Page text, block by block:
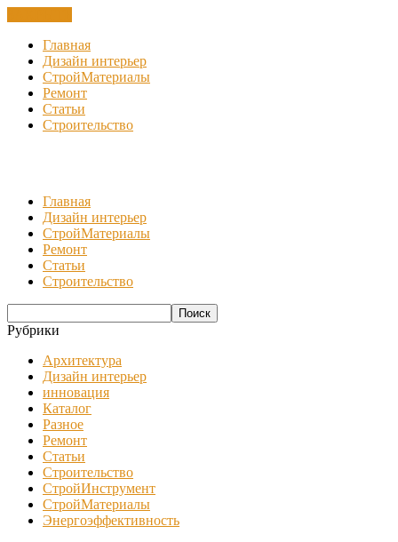
Главная
Дизайн интерьер
СтройМатериалы
Ремонт
Статьи
Строительство
Главная
Дизайн интерьер
СтройМатериалы
Ремонт
Статьи
Строительство
Рубрики
Архитектура
Дизайн интерьер
инновация
Каталог
Разное
Ремонт
Статьи
Строительство
СтройИнструмент
СтройМатериалы
Энергоэффективность